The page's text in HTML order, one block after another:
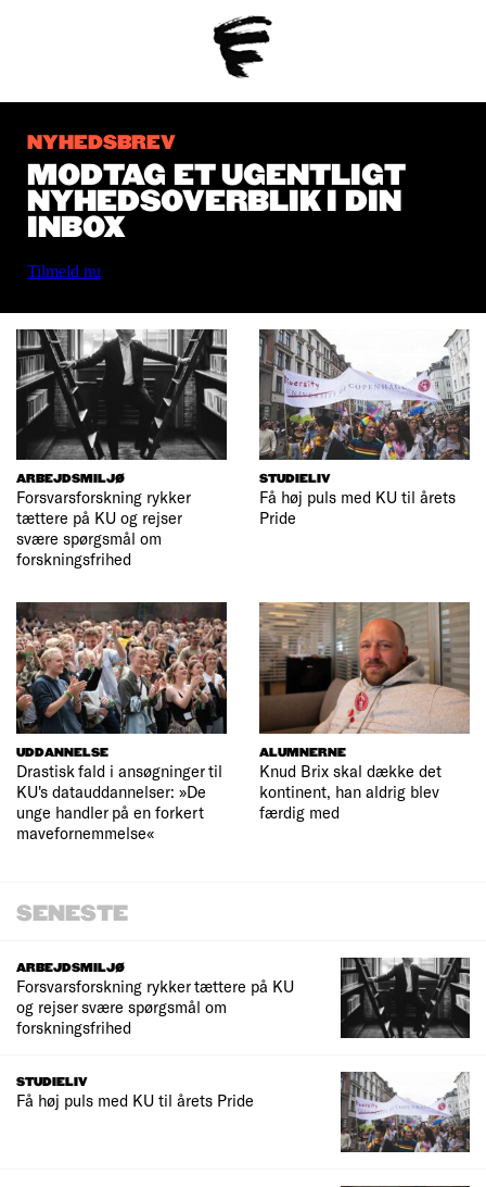
NYHEDSBREV
MODTAG ET UGENTLIGT
NYHEDSOVERBLIK I DIN
INBOX
Tilmeld nu
ARBEJDSMILJØ
Forsvarsforskning rykker
tættere på KU og rejser
svære spørgsmål om
forskningsfrihed
STUDIELIV
Få høj puls med KU til årets
Pride
UDDANNELSE
Drastisk fald i ansøgninger til
KU's datauddannelser: »De
unge handler på en forkert
mavefornemmelse«
ALUMNERNE
Knud Brix skal dække det
kontinent, han aldrig blev
færdig med
SENESTE
ARBEJDSMILJØ
Forsvarsforskning rykker tættere på KU
og rejser svære spørgsmål om
forskningsfrihed
STUDIELIV
Få høj puls med KU til årets Pride